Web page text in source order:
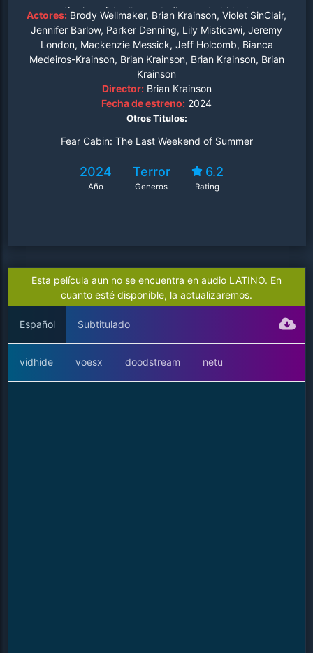
unos días increíbles llenos de fiesta y bebida. Lo que
menos saben es que compartirán la cabaña con un
invitado inesperado, ¿lograrán salir con vida?
Actores: Brody Wellmaker, Brian Krainson, Violet SinClair,
Jennifer Barlow, Parker Denning, Lily Misticawi, Jeremy
London, Mackenzie Messick, Jeff Holcomb, Bianca
Medeiros-Krainson, Brian Krainson, Brian Krainson, Brian
Krainson
Director: Brian Krainson
Fecha de estreno: 2024
Otros Titulos:
Fear Cabin: The Last Weekend of Summer
2024
Año
Terror
Generos
6.2
Rating
Esta película aun no se encuentra en audio LATINO. En
cuanto esté disponible, la actualizaremos.
Español Subtitulado
vidhide voesx doodstream netu